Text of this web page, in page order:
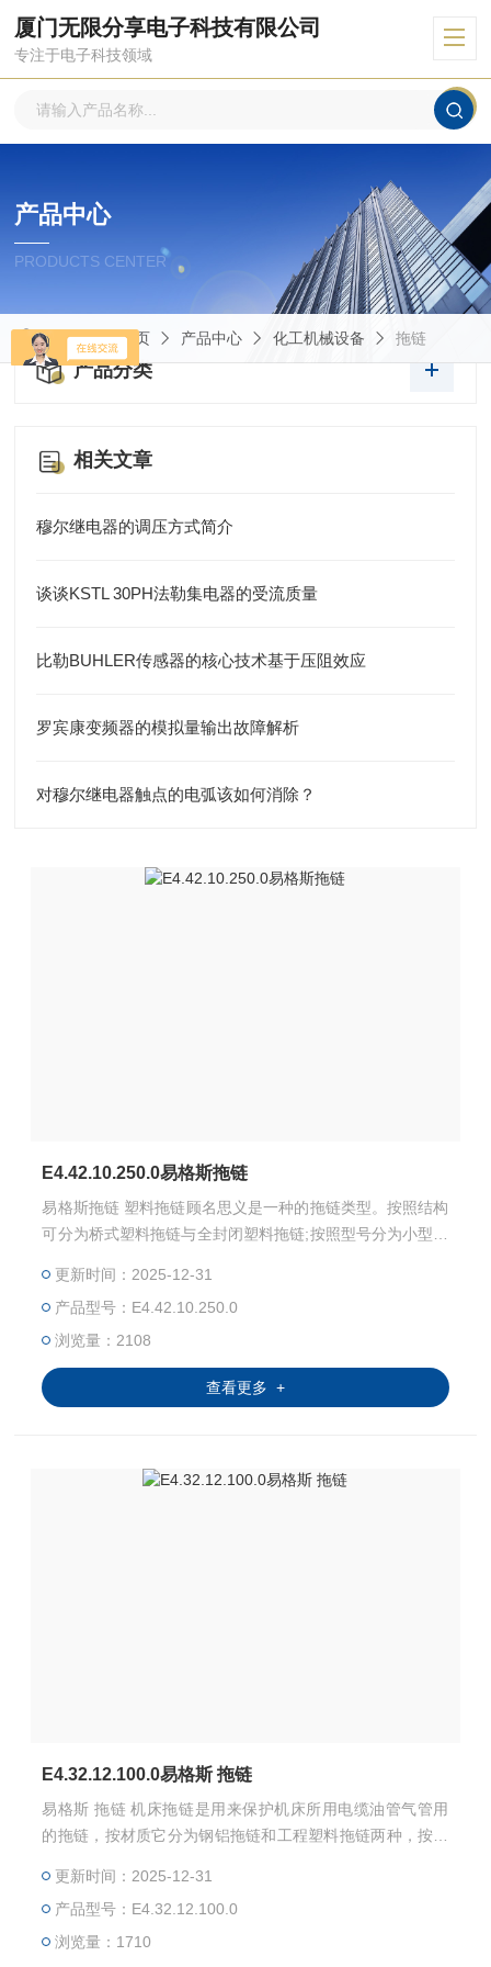
厦门无限分享电子科技有限公司
专注于电子科技领域
产品中心
PRODUCTS CENTER
当前位置：首页 产品中心 化工机械设备 拖链
产品分类
相关文章
穆尔继电器的调压方式简介
谈谈KSTL 30PH法勒集电器的受流质量
比勒BUHLER传感器的核心技术基于压阻效应
罗宾康变频器的模拟量输出故障解析
对穆尔继电器触点的电弧该如何消除？
E4.42.10.250.0易格斯拖链
易格斯拖链 塑料拖链顾名思义是一种的拖链类型。按照结构
可分为桥式塑料拖链与全封闭塑料拖链;按照型号分为小型拖
静音拖链;按照形式可分为普通拖链、并联拖链、S型拖链;按
原料分为原包塑料和再生塑料等。
更新时间：2025-12-31
产品型号：E4.42.10.250.0
浏览量：2108
查看更多 +
E4.32.12.100.0易格斯 拖链
易格斯 拖链 机床拖链是用来保护机床所用电缆油管气管用
的拖链，按材质它分为钢铝拖链和工程塑料拖链两种，按结
不到电缆等）。
更新时间：2025-12-31
产品型号：E4.32.12.100.0
浏览量：1710